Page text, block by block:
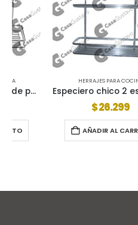
HERRAJES PARA COCINA
Especiero chico 2 estantes para barral 04-204
AÑADIR AL CARRITO